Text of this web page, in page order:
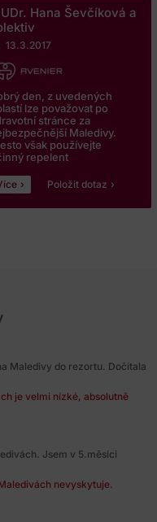
Hana Ševčíková a
13.3.2017
den, z uvedených
lze považovat po
stránce za
Maledivy.
však používejte
repelent
Položit dotaz
Maledivy do rezortu. Dočítala
je velmi nízké, absolutně
Jsem v 5.měsíci
nevyskytuje.